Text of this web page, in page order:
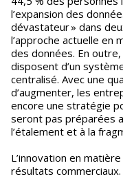
l’expansion des
dévastateur » dans
l’approche actuelle en
des données. En
disposent d’un
centralisé. Avec une
d’augmenter, les
encore une stratégie
seront pas préparées
l’étalement et à la
L’innovation en
résultats commerciaux.